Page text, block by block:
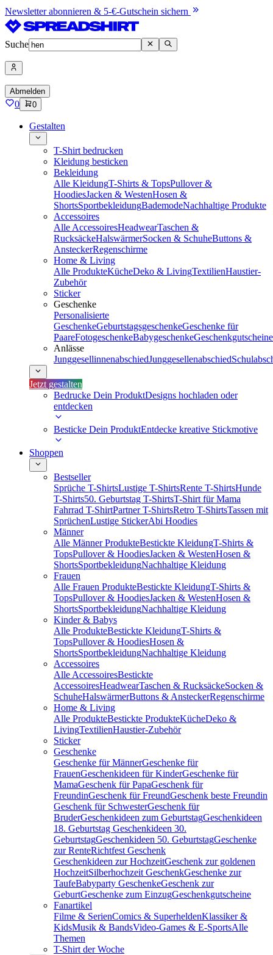
Newsletter abonnieren & 5-€-Gutschein sichern
Suche
Abmelden
0 0
Gestalten
T-Shirt bedrucken
Kleidung besticken
Bekleidung
Alle KleidungT-Shirts & TopsPullover &
HoodiesJacken & WestenHosen &
ShortsSportbekleidungBademodeNachhaltige Produkte
Accessoires
Alle AccessoiresHeadwearTaschen &
RucksäckeHalswärmerSocken & SchuheButtons &
AnsteckerRegenschirme
Home & Living
Alle ProdukteKücheDeko & LivingTextilienHaustier-
Zubehör
Sticker
Geschenke
Personalisierte
GeschenkeGeburtstagsgeschenkeGeschenke für
PaareFotogeschenkeBabygeschenkeGeschenkgutscheine
Anlässe
JunggesellinnenabschiedJunggesellenabschied
Jetzt gestalten
Bedrucke Dein ProduktDesigns hochladen oder
entdecken
Besticke Dein ProduktEntdecke kreative Stickmotive
Shoppen
Bestseller
Sprüche T-ShirtsLustige T-ShirtsRente T-ShirtsHunde
T-Shirts50. Geburtstag T-ShirtsT-Shirt für Mama
Fahrrad T-ShirtPartner T-ShirtsRetro T-ShirtsTassen mit
SprüchenLustige StickerAbi Hoodies
Männer
Alle Männer ProdukteBestickte KleidungT-Shirts &
TopsPullover & HoodiesJacken & WestenHosen &
ShortsSportbekleidungNachhaltige Kleidung
Frauen
Alle Frauen ProdukteBestickte KleidungT-Shirts &
TopsPullover & HoodiesJacken & WestenHosen &
ShortsSportbekleidungNachhaltige Kleidung
Kinder & Babys
Alle ProdukteBestickte KleidungT-Shirts &
TopsPullover & HoodiesHosen &
ShortsSportbekleidungNachhaltige Kleidung
Accessoires
Alle AccessoiresBestickte
AccessoiresHeadwearTaschen & RucksäckeSocken &
SchuheHalswärmerButtons & AnsteckerRegenschirme
Home & Living
Alle ProdukteBestickte ProdukteKücheDeko &
LivingTextilienHaustier-Zubehör
Sticker
Geschenke
Geschenke für MännerGeschenke für
FrauenGeschenkideen für KinderGeschenke für
MamaGeschenk für PapaGeschenk für
FreundinGeschenk für FreundGeschenk beste Freundin
Geschenk für SchwesterGeschenk für
BruderGeschenkideen zum GeburtstagGeschenkideen
18. Geburtstag Geschenkideen 30.
GeburtstagGeschenkideen 50. GeburtstagGeschenke
zur RenteRichtfest Geschenk
Geschenkideen zur HochzeitGeschenk zur goldenen
HochzeitSilberhochzeit GeschenkGeschenke zur
TaufeBabyparty GeschenkeGeschenk zur
GeburtGeschenke zum EinzugGeschenkgutscheine
Fanartikel
Filme & SerienComics & SuperheldenKlassiker &
KidsMusik & BandsVideo-Games & E-SportsAlle
Themen
T-Shirt der Woche